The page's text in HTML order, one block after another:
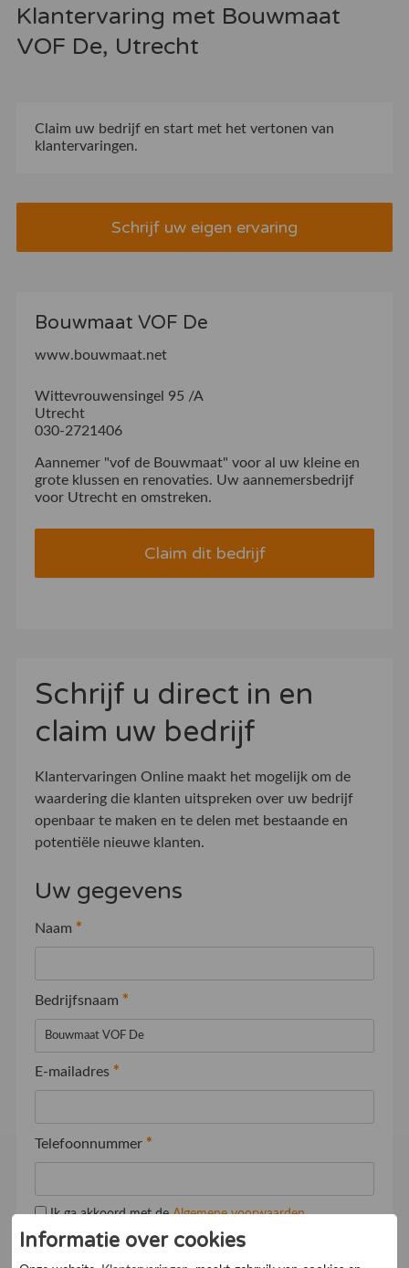
Klantervaring met Bouwmaat
VOF De, Utrecht
Claim uw bedrijfen start met het vertonen van
klantervaringen.
Schrijf uw eigen ervaring
Bouwmaat VOF De
www.bouwmaat.net
Wittevrouwensingel 95 /A
Utrecht
030-2721406
Aannemer "vof de Bouwmaat" voor al uw kleine en
grote klussen en renovaties. Uw aannemersbedrijf
voor Utrecht en omstreken.
Claim dit bedrijf
Schrijf u direct in en
claim uw bedrijf
Klantervaringen Online maakt het mogelijk om de
waardering die klanten uitspreken over uw bedrijf
openbaar te maken en te delen met bestaande en
potentiële nieuwe klanten.
Uw gegevens
Naam *
Bedrijfsnaam *
E-mailadres *
Telefoonnummer *
Ik ga akkoord met deAlgemene voorwaarden
Informatie over cookies